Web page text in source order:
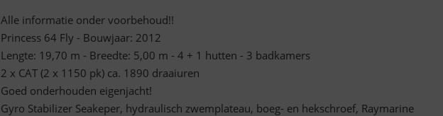
Alle informatie onder voorbehoud!!
Princess 64 Fly - Bouwjaar: 2012
Lengte: 19,70 m - Breedte: 5,00 m - 4 + 1 hutten - 3 badkamers
2 x CAT (2 x 1150 pk) ca. 1890 draaiuren
Goed onderhouden eigenjacht!
Gyro Stabilizer Seakeper, hydraulisch zwemplateau, boeg- en hekschroef, Raymarine